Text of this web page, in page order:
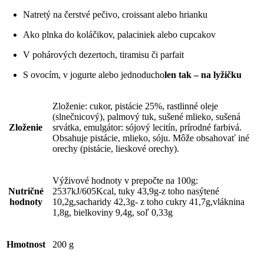
Natretý na čerstvé pečivo, croissant alebo hrianku
Ako plnka do koláčikov, palaciniek alebo cupcakov
V pohárových dezertoch, tiramisu či parfait
S ovocím, v jogurte alebo jednoducholen tak – na lyžičku
Zloženie
Zloženie: cukor, pistácie 25%, rastlinné oleje
(slnečnicový), palmový tuk, sušené mlieko, sušená
srvátka, emulgátor: sójový lecitín, prírodné farbivá.
Obsahuje pistácie, mlieko, sóju. Môže obsahovať iné
orechy (pistácie, lieskové orechy).
Nutričné
hodnoty
Výživové hodnoty v prepočte na 100g:
2537kJ/605Kcal, tuky 43,9g-z toho nasýtené
10,2g,sacharidy 42,3g- z toho cukry 41,7g,vláknina
1,8g, bielkoviny 9,4g, soľ 0,33g
Hmotnost 200 g